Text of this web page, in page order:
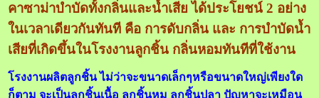
คาซาม่าบำบัดทั้งกลิ่นและน้ำเสีย ได้ประโยชน์ 2 อย่าง
ในเวลาเดียวกันทันที คือ การดับกลิ่น และ การบำบัดน้ำ
เสียที่เกิดขึ้นในโรงงานลูกชิ้น กลิ่นหอมทันทีที่ใช้งาน
โรงงานผลิตลูกชิ้น ไม่ว่าจะขนาดเล็กๆหรือขนาดใหญ่เพียงใด
ก็ตาม จะเป็นลูกชิ้นเนื้อ ลูกชิ้นหมู ลูกชิ้นปลา ปัญหาจะเหมือน